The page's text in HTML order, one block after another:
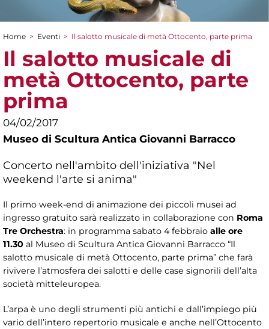
Tu sei qui
Home > Eventi > Il salotto musicale di metà Ottocento, parte prima
Il salotto musicale di
metà Ottocento, parte
prima
04/02/2017
Museo di Scultura Antica Giovanni Barracco
Concerto nell'ambito dell'iniziativa "Nel
weekend l'arte si anima"
Il primo week-end di animazione dei piccoli musei ad
ingresso gratuito sarà realizzato in collaborazione con Roma
Tre Orchestra: in programma sabato 4 febbraio alle ore
11.30 al Museo di Scultura Antica Giovanni Barracco “Il
salotto musicale di metà Ottocento, parte prima” che farà
rivivere l’atmosfera dei salotti e delle case signorili dell’alta
società mitteleuropea.
L’arpa è uno degli strumenti più antichi e dall’impiego più
vario dell’intero repertorio musicale e anche nell’Ottocento